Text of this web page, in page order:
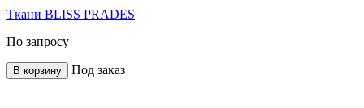
Ткани BLISS PRADES
По запросу
В корзину Под заказ